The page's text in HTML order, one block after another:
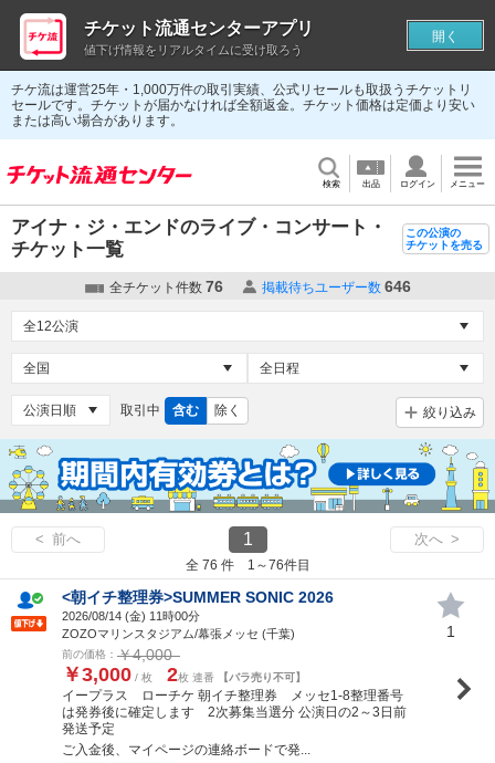
チケ流は運営25年・1,000万件の取引実績、公式リセールも取扱うチケットリ
セールです。チケットが届かなければ全額返金。チケット価格は定価より安い
または高い場合があります。
検索 出品 ログイン メニュー
アイナ・ジ・エンドのライブ・コンサート・
チケット一覧
この公演の
チケットを売る
全チケット件数 76 掲載待ちユーザー数 646
取引中 含む 除く 絞り込み
< 前へ 1 次へ >
全 76 件 1～76件目
<朝イチ整理券>SUMMER SONIC 2026
2026/08/14 (金) 11時00分
ZOZOマリンスタジアム/幕張メッセ (千葉)
前の価格： ￥4,000
￥3,000 / 枚 2枚 連番 【バラ売り不可】
イープラス ローチケ 朝イチ整理券 メッセ1-8整理番号
は発券後に確定します 2次募集当選分 公演日の2～3日前
発送予定
ご入金後、マイページの連絡ボードで発...
1
チケット流通センターアプリ
値下げ情報をリアルタイムに受け取ろう
開く